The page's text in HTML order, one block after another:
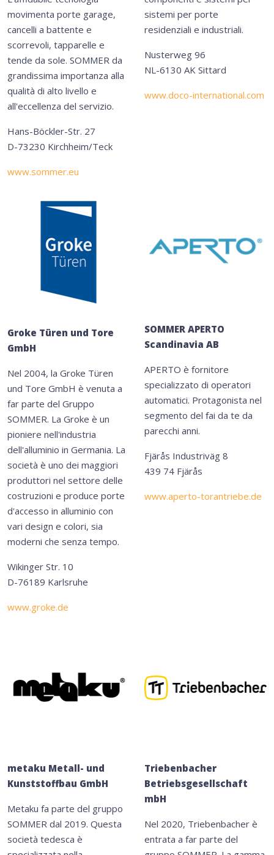
movimenta porte garage,
cancelli a battente e
scorrevoli, tapparelle e
tende da sole. SOMMER da
grandissima importanza alla
qualità di alto livello e
all'eccellenza del servizio.
Hans-Böckler-Str. 27
D-73230 Kirchheim/Teck
www.sommer.eu
sistemi per porte
residenziali e industriali.
Nusterweg 96
NL-6130 AK Sittard
www.doco-international.com
Groke Türen und Tore
GmbH
Nel 2004, la Groke Türen
und Tore GmbH è venuta a
far parte del Gruppo
SOMMER. La Groke è un
pioniere nell'industria
dell'alluminio in Germania. La
società è uno dei maggiori
produttori nel settore delle
costruzioni e produce porte
d'accesso in alluminio con
vari design e colori, sia
moderni che senza tempo.
Wikinger Str. 10
D-76189 Karlsruhe
www.groke.de
SOMMER APERTO
Scandinavia AB
APERTO è fornitore
specializzato di operatori
automatici. Protagonista nel
segmento del fai da te da
parecchi anni.
Fjärås Industriväg 8
439 74 Fjärås
www.aperto-torantriebe.de
metaku Metall- und
Kunststoffbau GmbH
Metaku fa parte del gruppo
SOMMER dal 2019. Questa
società tedesca è
Triebenbacher
Betriebsgesellschaft
mbH
Nel 2020, Triebenbacher è
entrata a far parte del